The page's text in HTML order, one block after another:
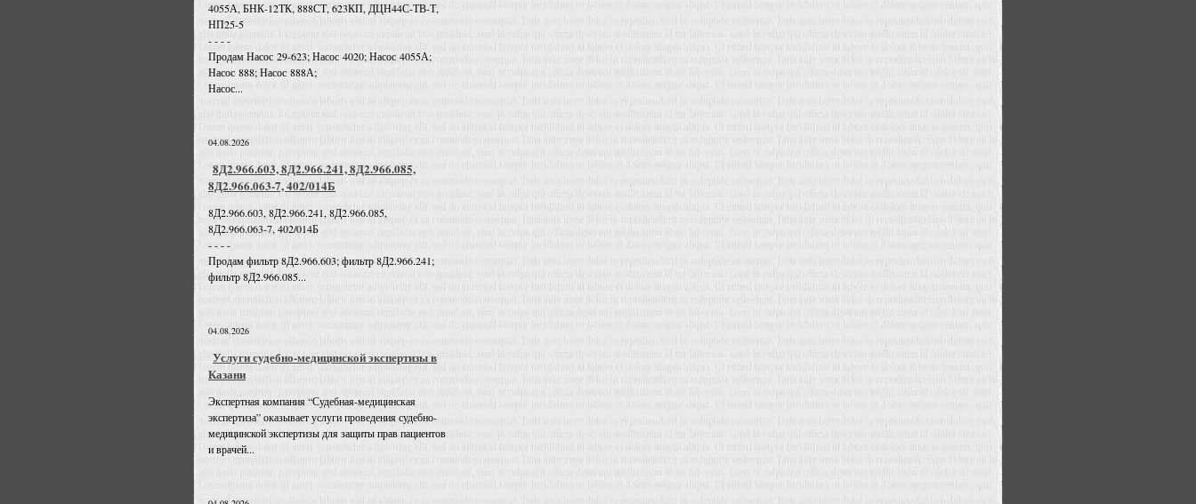
4055А, БНК-12ТК, 888СТ, 623КП, ДЦН44С-ТВ-Т,
НП25-5
- - - -
Продам Насос 29-623; Насос 4020; Насос 4055А;
Насос 888; Насос 888А;
Насос...
04.08.2026
8Д2.966.603, 8Д2.966.241, 8Д2.966.085,
8Д2.966.063-7, 402/014Б
8Д2.966.603, 8Д2.966.241, 8Д2.966.085,
8Д2.966.063-7, 402/014Б
- - - -
Продам фильтр 8Д2.966.603; фильтр 8Д2.966.241;
фильтр 8Д2.966.085...
04.08.2026
Услуги судебно-медицинской экспертизы в
Казани
Экспертная компания “Судебная-медицинская
экспертиза” оказывает услуги проведения судебно-
медицинской экспертизы для защиты прав пациентов
и врачей...